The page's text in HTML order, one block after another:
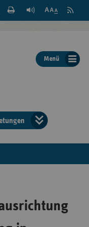
Suche
der
Seite
Feed
Menü
der